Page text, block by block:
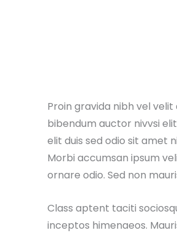
Proin gravida nibh vel
bibendum auctor nivvsi
elit duis sed odio sit amet
Morbi accumsan ipsum
ornare odio. Sed non
Class aptent taciti
inceptos himenaeos.